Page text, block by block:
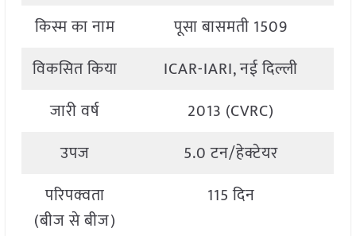
किस्म का नाम
पूसा बासमती 1509
विकसित किया
ICAR-IARI, नई दिल्ली
जारी वर्ष
2013 (CVRC)
उपज
5.0 टन/हेक्टेयर
परिपक्वता
(बीज से बीज)
115 दिन